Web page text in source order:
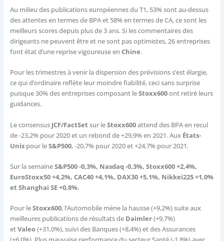
Au milieu des publications européennes du T1, 53% sont au-dessus
des attentes en termes de BPA et 58% en termes de CA, ce sont les
meilleurs scores depuis plus de 3 ans. Si les commentaires des
dirigeants ne peuvent être et ne sont pas optimistes, 26 entreprises
font état d’une reprise vigoureuse en Chine.
Pour les trimestres à venir la dispersion des prévisions s’est élargie,
ce qui d’ordinaire reflète leur moindre fiabilité, ceci sans surprise
puisque 30% des entreprises composant leStoxx600ont retiré leurs
guidances.
Le consensus JCF/FactSet sur leStoxx600attend des BPA en recul
de -23,2% pour 2020 et un rebond de +29,9% en 2021. Aux États-
Unis pour leS&P500, -20,7% pour 2020 et +24,7% pour 2021.
Sur la semaineS&P500 -0,3%, Nasdaq -0,3%, Stoxx600 +2,4%,
EuroStoxx50 +4,2%, CAC40 +4,1%, DAX30 +5,1%, Nikkei225 +1,0%
et Shanghai SE +0,8%.
Pour leStoxx600, l’Automobile mène la hausse (+9,2%) suite aux
meilleures publications de résultats de Daimler(+9,7%)
etValeo(+31,0%), suivi des Banques (+8,4%) et des Assurances